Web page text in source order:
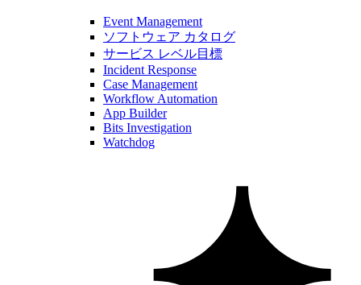
Event Management
ソフトウェア カタログ
サービス レベル目標
Incident Response
Case Management
Workflow Automation
App Builder
Bits Investigation
Watchdog